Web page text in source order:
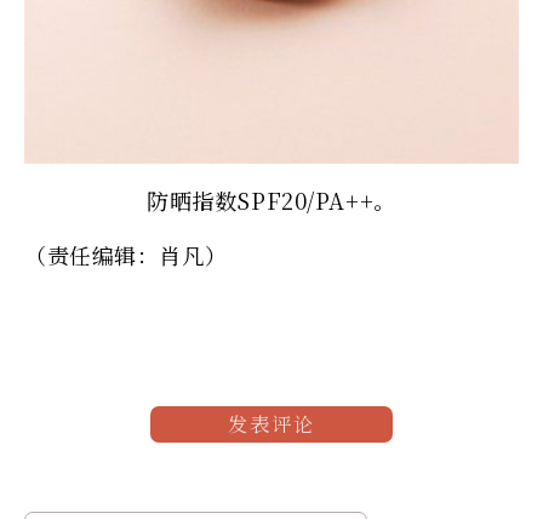
防晒指数SPF20/PA++。
（责任编辑：肖凡）
发表评论